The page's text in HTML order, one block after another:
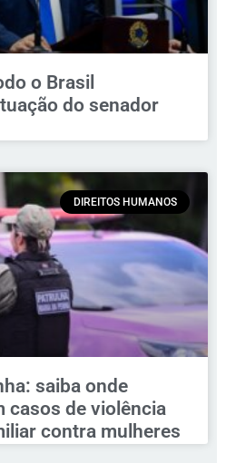
o Brasil
do senador
DIREITOS HUMANOS
saiba onde
casos de violência
contra mulheres